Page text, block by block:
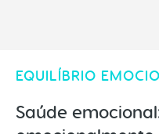
EQUILÍBRIO
Saúde